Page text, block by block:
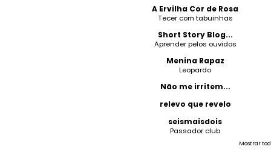
A Ervilha Cor de Rosa
Tecer com tabuinhas
Short Story Blog...
Aprender pelos ouvidos
Menina Rapaz
Leopardo
Não me irritem...
relevo que revelo
seismaisdois
Passador club
Mostrar